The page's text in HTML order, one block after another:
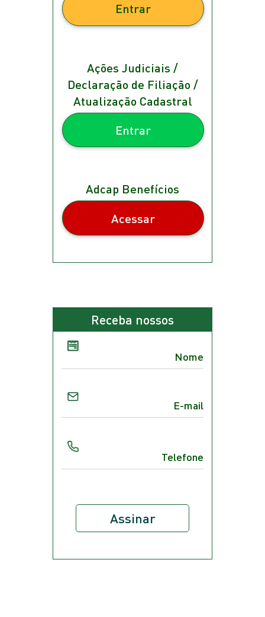
Entrar
Ações Judiciais /
Declaração de Filiação /
Atualização Cadastral
Entrar
Adcap Benefícios
Acessar
Receba nossos
Comunicados
Assinar